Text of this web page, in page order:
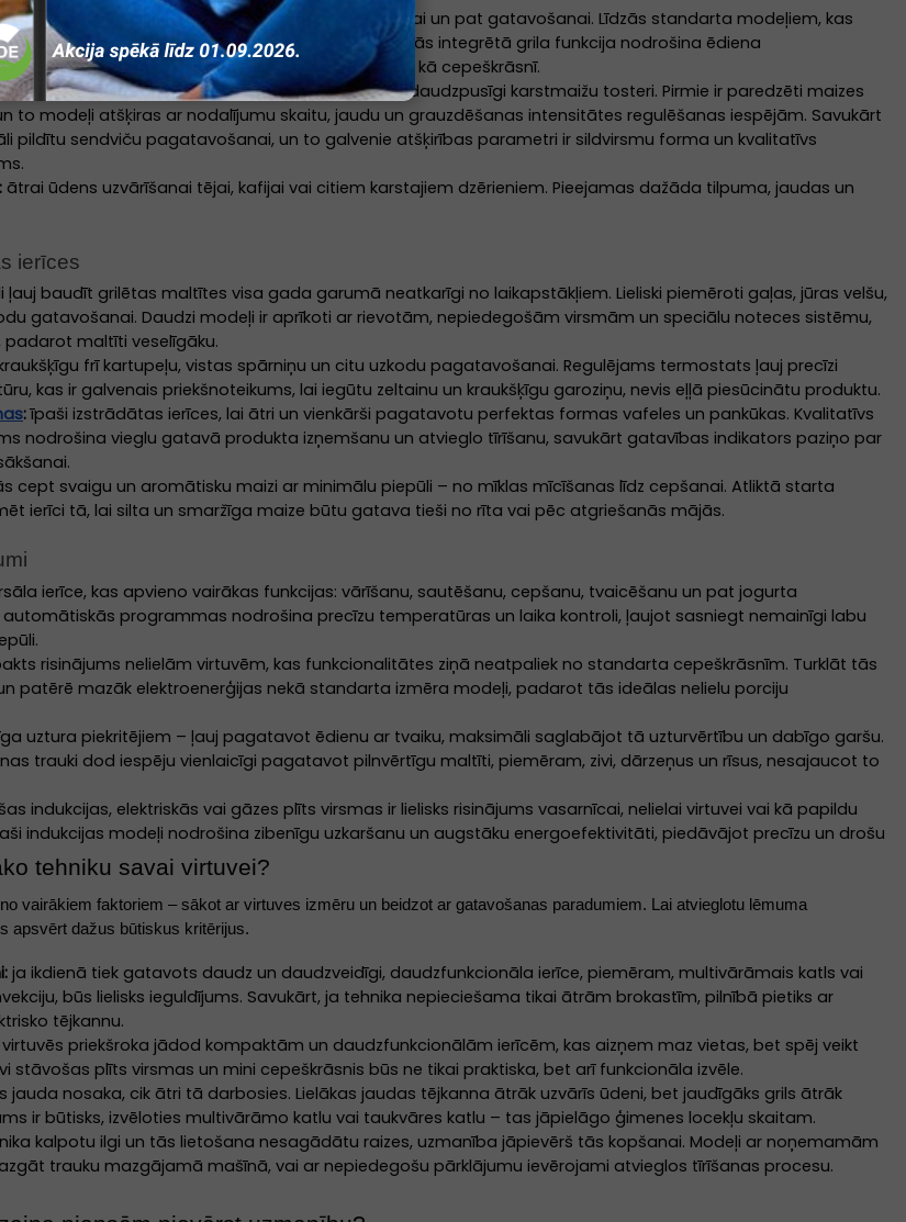
palīgs ātrai ēdiena uzsildīšanai, atkausēšanai un pat gatavošanai. Līdzās standarta modeļiem, kas
pieejamas arī kombinētās mikroviļņu krāsnis, kurās integrētā grila funkcija nodrošina ēdiena
režīms nodrošina vienmērīgu cepšanu, gluži kā cepeškrāsnī.
un uzkodām – klasiski grauzdiņu tosteri un daudzpusīgi karstmaižu tosteri. Pirmie ir paredzēti maizes
to modeļi atšķiras ar nodalījumu skaitu, jaudu un grauzdēšanas intensitātes regulēšanas iespējām. Savukārt
pildītu sendviču pagatavošanai, un to galvenie atšķirības parametri ir sildvirsmu forma un kvalitatīvs
: ātrai ūdens uzvārīšanai tējai, kafijai vai citiem karstajiem dzērieniem. Pieejamas dažāda tilpuma, jaudas un
ierīces
ļauj baudīt grilētas maltītes visa gada garumā neatkarīgi no laikapstākļiem. Lieliski piemēroti gaļas, jūras velšu,
gatavošanai. Daudzi modeļi ir aprīkoti ar rievotām, nepiedegošām virsmām un speciālu noteces sistēmu,
padarot maltīti veselīgāku.
frī kartupeļu, vistas spārniņu un citu uzkodu pagatavošanai. Regulējams termostats ļauj precīzi
kas ir galvenais priekšnoteikums, lai iegūtu zeltainu un kraukšķīgu garoziņu, nevis eļļā piesūcinātu produktu.
:īpaši izstrādātas ierīces, lai ātri un vienkārši pagatavotu perfektas formas vafeles un pankūkas. Kvalitatīvs
nodrošina vieglu gatavā produkta izņemšanu un atvieglo tīrīšanu, savukārt gatavības indikators paziņo par
cept svaigu un aromātisku maizi ar minimālu piepūli – no mīklas mīcīšanas līdz cepšanai. Atliktā starta
ierīci tā, lai silta un smaržīga maize būtu gatava tieši no rīta vai pēc atgriešanās mājās.
ierīce, kas apvieno vairākas funkcijas: vārīšanu, sautēšanu, cepšanu, tvaicēšanu un pat jogurta
programmas nodrošina precīzu temperatūras un laika kontroli, ļaujot sasniegt nemainīgi labu
risinājums nelielām virtuvēm, kas funkcionalitātes ziņā neatpaliek no standarta cepeškrāsnīm. Turklāt tās
patērē mazāk elektroenerģijas nekā standarta izmēra modeļi, padarot tās ideālas nelielu porciju
uztura piekritējiem – ļauj pagatavot ēdienu ar tvaiku, maksimāli saglabājot tā uzturvērtību un dabīgo garšu.
trauki dod iespēju vienlaicīgi pagatavot pilnvērtīgu maltīti, piemēram, zivi, dārzeņus un rīsus, nesajaucot to
indukcijas, elektriskās vai gāzes plīts virsmas ir lielisks risinājums vasarnīcai, nelielai virtuvei vai kā papildu
indukcijas modeļi nodrošina zibenīgu uzkaršanu un augstāku energoefektivitāti, piedāvājot precīzu un drošu
tehniku savai virtuvei?
vairākiem faktoriem – sākot ar virtuves izmēru un beidzot ar gatavošanas paradumiem. Lai atvieglotu lēmuma
apsvērt dažus būtiskus kritērijus.
ja ikdienā tiek gatavots daudz un daudzveidīgi, daudzfunkcionāla ierīce, piemēram, multivārāmais katls vai
būs lielisks ieguldījums. Savukārt, ja tehnika nepieciešama tikai ātrām brokastīm, pilnībā pietiks ar
tējkannu.
priekšroka jādod kompaktām un daudzfunkcionālām ierīcēm, kas aizņem maz vietas, bet spēj veikt
stāvošas plīts virsmas un mini cepeškrāsnis būs ne tikai praktiska, bet arī funkcionāla izvēle.
jauda nosaka, cik ātri tā darbosies. Lielākas jaudas tējkanna ātrāk uzvārīs ūdeni, bet jaudīgāks grils ātrāk
ir būtisks, izvēloties multivārāmo katlu vai taukvāres katlu – tas jāpielāgo ģimenes locekļu skaitam.
kalpotu ilgi un tās lietošana nesagādātu raizes, uzmanība jāpievērš tās kopšanai. Modeļi ar noņemamām
trauku mazgājamā mašīnā, vai ar nepiedegošu pārklājumu ievērojami atvieglos tīrīšanas procesu.